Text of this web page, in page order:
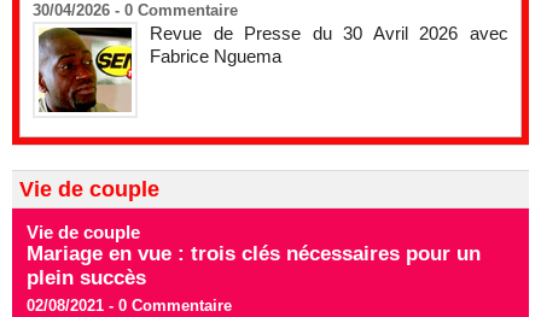
30/04/2026 - 0 Commentaire
Revue de Presse du 30 Avril 2026 avec
Fabrice Nguema
Vie de couple
Vie de couple
Mariage en vue : trois clés nécessaires pour un
plein succès
02/08/2021 - 0 Commentaire